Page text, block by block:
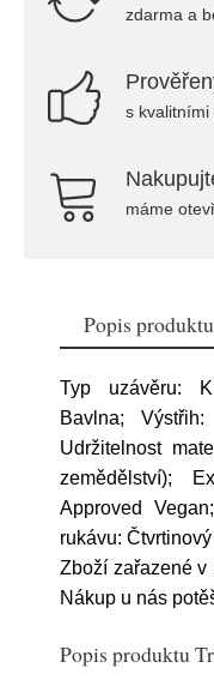
zdarma a
s kvalitními
máme
Popis produktu
Typ uzávěru:
Bavlna;
Udržitelnost
zemědělství);
Approved
rukávu:
Zboží zařazené v
Nákup u nás
Popis produktu